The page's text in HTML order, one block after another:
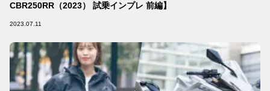
CBR250RR（2023） 試乗インプレ 前編】
2023.07.11